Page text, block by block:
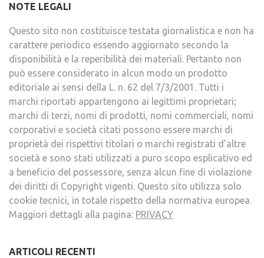
NOTE LEGALI
Questo sito non costituisce testata giornalistica e non ha
carattere periodico essendo aggiornato secondo la
disponibilità e la reperibilità dei materiali. Pertanto non
può essere considerato in alcun modo un prodotto
editoriale ai sensi della L. n. 62 del 7/3/2001. Tutti i
marchi riportati appartengono ai legittimi proprietari;
marchi di terzi, nomi di prodotti, nomi commerciali, nomi
corporativi e società citati possono essere marchi di
proprietà dei rispettivi titolari o marchi registrati d’altre
società e sono stati utilizzati a puro scopo esplicativo ed
a beneficio del possessore, senza alcun fine di violazione
dei diritti di Copyright vigenti. Questo sito utilizza solo
cookie tecnici, in totale rispetto della normativa europea.
Maggiori dettagli alla pagina: PRIVACY
ARTICOLI RECENTI